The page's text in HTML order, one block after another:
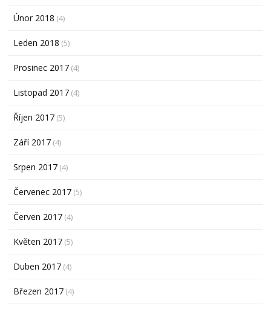
Únor 2018 (4)
Leden 2018 (5)
Prosinec 2017 (4)
Listopad 2017 (4)
Říjen 2017 (5)
Září 2017 (4)
Srpen 2017 (4)
Červenec 2017 (5)
Červen 2017 (4)
Květen 2017 (5)
Duben 2017 (4)
Březen 2017 (4)